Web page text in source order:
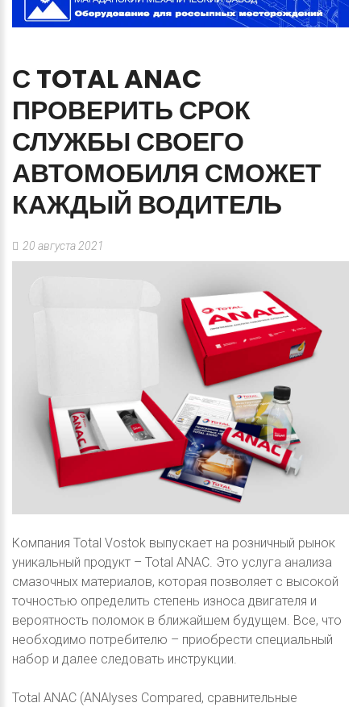
С TOTALANAC
ПРОВЕРИТЬ СРОК
СЛУЖБЫ СВОЕГО
АВТОМОБИЛЯ СМОЖЕТ
КАЖДЫЙ ВОДИТЕЛЬ
20 августа 2021
Компания Total Vostok выпускает на розничный рынок
уникальный продукт – Total ANAC. Это услуга анализа
смазочных материалов, которая позволяет с высокой
точностью определить степень износа двигателя и
вероятность поломок в ближайшем будущем. Все, что
необходимо потребителю – приобрести специальный
набор и далее следовать инструкции.
Total ANAC (ANAlyses Compared, сравнительные